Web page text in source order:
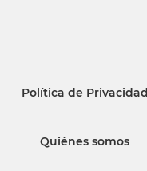
Política de Privacidad
Quiénes somos